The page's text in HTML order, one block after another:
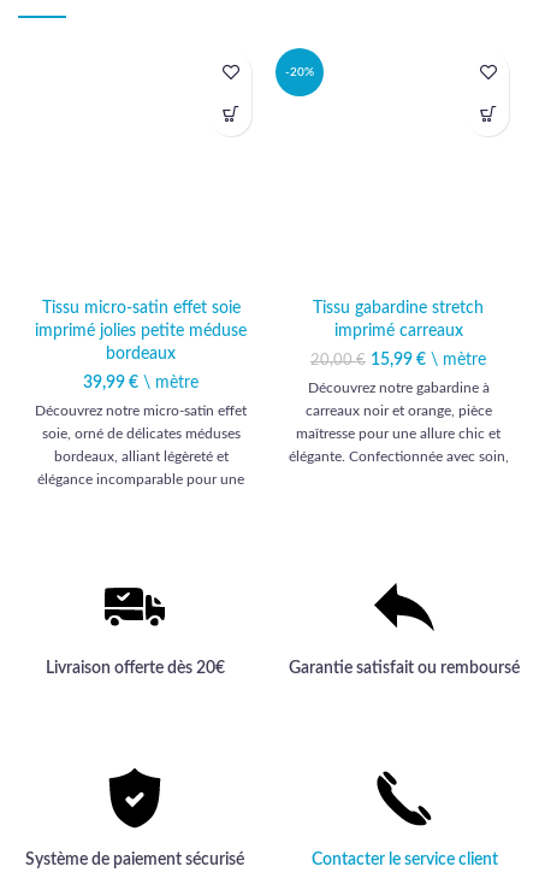
Tissu micro-satin effet soie
imprimé jolies petite méduse
bordeaux
39,99 € \ mètre
Découvrez notre micro-satin effet
soie, orné de délicates méduses
bordeaux, alliant légèreté et
élégance incomparable pour une
-20%
Tissu gabardine stretch
imprimé carreaux
20,00€
Le prix initial était :
20,00 €.
15,99 €
Le prix
actuel est :
15,99 €.
\ mètre
Découvrez notre gabardine à
carreaux noir et orange, pièce
maîtresse pour une allure chic et
élégante. Confectionnée avec soin,
Livraison offerte dès 20€ Garantie satisfait ou remboursé
Système de paiement sécurisé Contacter le service client